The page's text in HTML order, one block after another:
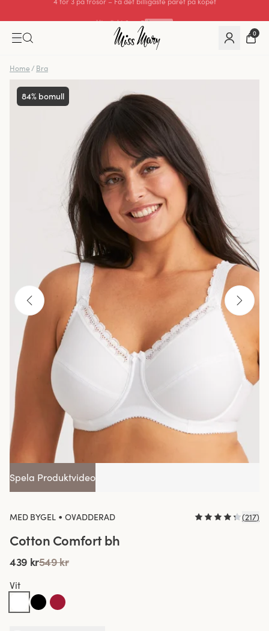
0
Home / Bra
84% bomull
Spela Produktvideo
MED BYGEL • OVADDERAD (217)
Cotton Comfort bh
439 kr549 kr
Vit